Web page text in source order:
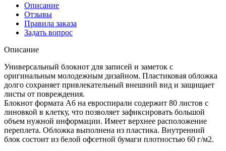
Описание
Отзывы
Правила заказа
Задать вопрос
Описание
Универсальный блокнот для записей и заметок с
оригинальным молодежным дизайном. Пластиковая обложка
долго сохраняет привлекательный внешний вид и защищает
листы от повреждения.
Блокнот формата А6 на евроспирали содержит 80 листов с
линовкой в клетку, что позволяет зафиксировать большой
объем нужной информации. Имеет верхнее расположение
переплета. Обложка выполнена из пластика. Внутренний
блок состоит из белой офсетной бумаги плотностью 60 г/м2.